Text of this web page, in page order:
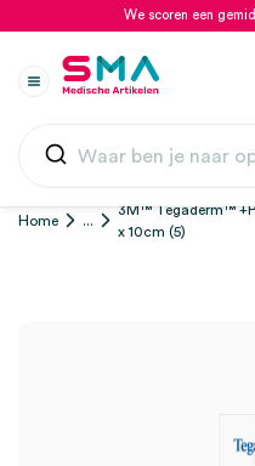
We scoren een
Home ...
3M™ Tegaderm™
x 10cm (5)